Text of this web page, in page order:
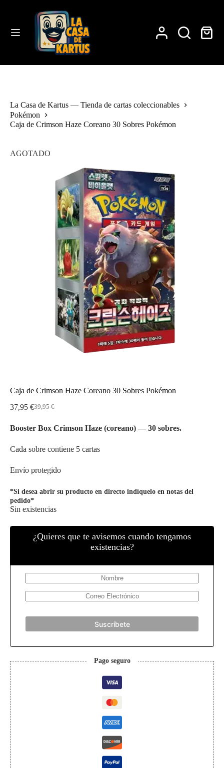
Carro
La Casa de Kartus — Tienda de cartas coleccionables
Pokémon
Caja de Crimson Haze Coreano 30 Sobres Pokémon
AGOTADO
Caja de Crimson Haze Coreano 30 Sobres Pokémon
39,95€
El
original
39,95 €.
37,95 €El
actual
37,95 €.
Booster Box Crimson Haze (coreano) — 30 sobres.
Cada sobre contiene 5 cartas
Envío protegido
*Si desea abrir su producto en directo indíquelo en notas del
pedido*
Sin existencias
¿Quieres que te avisemos cuando tengamos
existencias?
Suscríbete
Pago seguro